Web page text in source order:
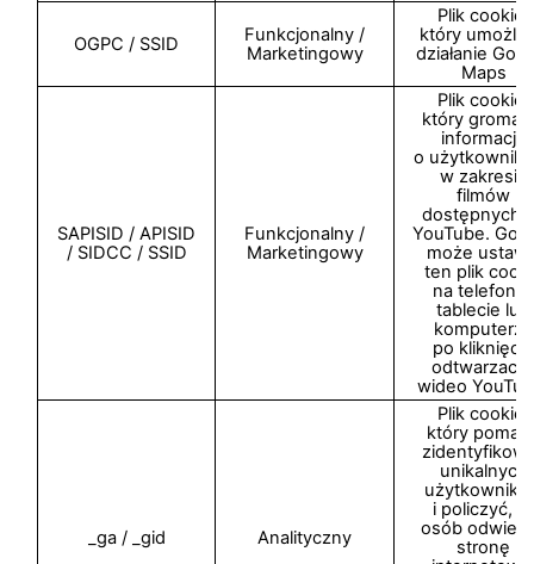
OGPC / SSID
Funkcjonalny /
Marketingowy
Plik cookie,
który
działanie
Maps
SAPISID / APISID
/ SIDCC / SSID
Funkcjonalny /
Marketingowy
Plik cookie,
który
informacje
o
w zakresie
filmów
dostępnych
YouTube.
może
ten plik
na telefonie,
tablecie lub
komputerze
po kliknięciu
wideo
_ga / _gid Analityczny
Plik cookie,
który
unikalnych
i policzyć, ile
osób
stronę